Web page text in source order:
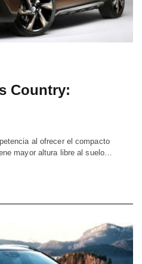
Country:
al ofrecer el compacto
mayor altura libre al suelo…